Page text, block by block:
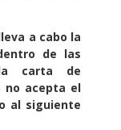
a cabo la
de las
carta de
no acepta el
al siguiente